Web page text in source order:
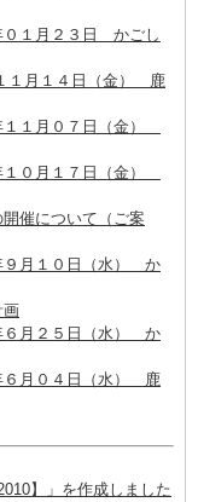
１月２３日 かごし
１月１４日（金） 鹿
１月０７日（金）
０月１７日（金）
催について（ご案
月１０日（水） か
月２５日（水） か
月０４日（水） 鹿
】」を作成しました